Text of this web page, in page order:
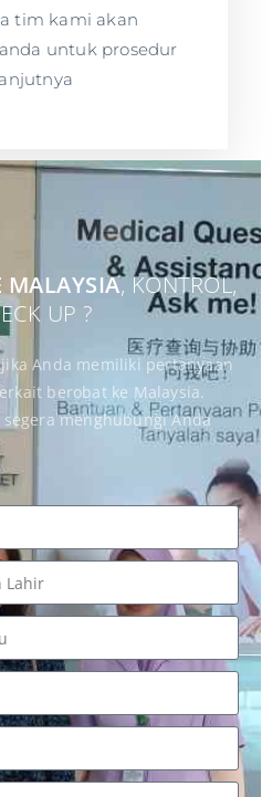
tim kami akan
untuk prosedur
MALAYSIA, KONTROL,
UP ?
Anda memiliki pertanyaan
berobat ke Malaysia.
menghubungi Anda